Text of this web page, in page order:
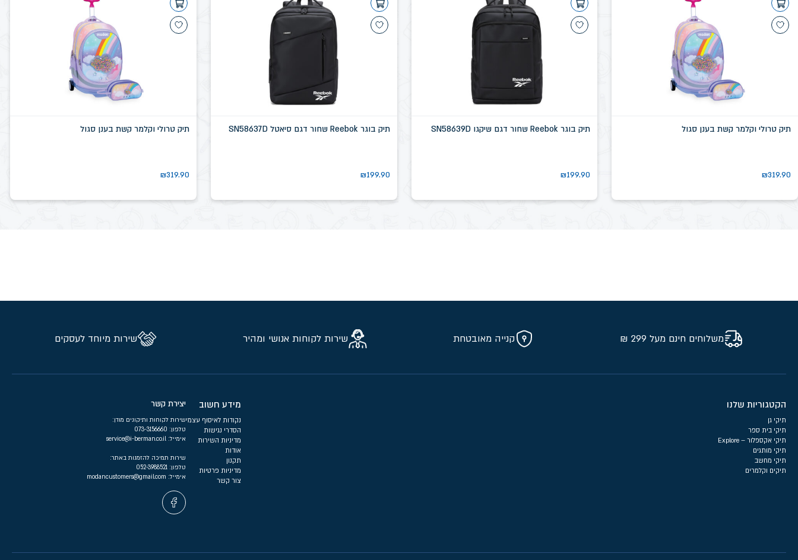
תיק טרולי וקלמר קשת בענן סגול
₪319.90
תיק בוגר Reebok שחור דגם שיקגו SN58639D
₪199.90
תיק בוגר Reebok שחור דגם סיאטל SN58637D
₪199.90
תיק טרולי וקלמר קשת בענן סגול
₪319.90
משלוחים חינם מעל 299 ₪ קנייה מאובטחת שירות לקוחות אנושי ומהיר שירות מיוחד לעסקים
הקטגוריות שלנו
תיקי גן
תיקי בית ספר
תיקי אקספלור – Explore
תיקי מותגים
תיקי מחשב
תיקים וקלמרים
מידע חשוב
נקודות לאיסוף עצמי
הסדרי נגישות
מדיניות השירות
אודות
תקנון
מדיניות פרטיות
צור קשר
יצירת קשר
שירות לקוחות ותיקונים מודן:
טלפון:
אימייל:
שירות תמיכה להזמנות באתר:
טלפון:
אימייל: